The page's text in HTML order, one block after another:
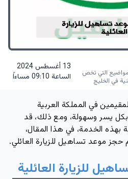
التي تخص
في الخليج
13 أغسطس 2024
الساعة 09:10 مساءاً
في المملكة العربية
بكل يسر وسهولة، ومع ذلك، قد
بهذه الخدمة، في هذا المقال،
موعد تساهيل للزيارة العائلي.
للزيارة العائلية